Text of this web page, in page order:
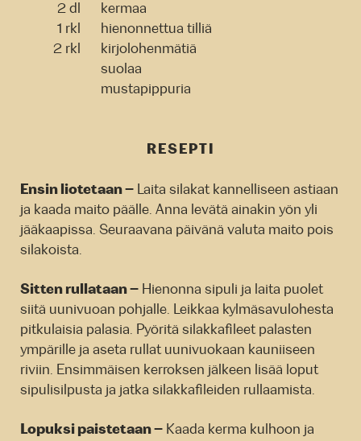
2 dl
kermaa
1 rkl
hienonnettua tilliä
2 rkl
kirjolohenmätiä
suolaa
mustapippuria
RESEPTI
Ensin liotetaan – Laita silakat kannelliseen astiaan
ja kaada maito päälle. Anna levätä ainakin yön yli
jääkaapissa. Seuraavana päivänä valuta maito pois
silakoista.
Sitten rullataan – Hienonna sipuli ja laita puolet
siitä uunivuoan pohjalle. Leikkaa kylmäsavulohesta
pitkulaisia palasia. Pyöritä silakkafileet palasten
ympärille ja aseta rullat uunivuokaan kauniiseen
riviin. Ensimmäisen kerroksen jälkeen lisää loput
sipulisilpusta ja jatka silakkafileiden rullaamista.
Lopuksi paistetaan – Kaada kerma kulhoon ja